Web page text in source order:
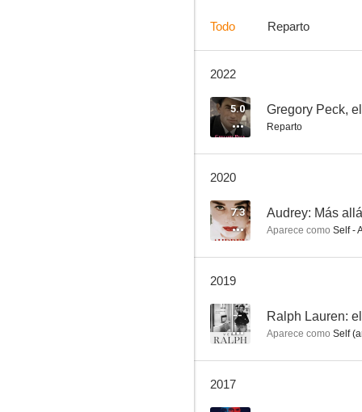
7.1
Todo Reparto
2022
5.0 Gregory Peck,
Reparto
2020
7.3 Audrey: Más
Aparece como Self -
2019
--
Aparece como Self
2017